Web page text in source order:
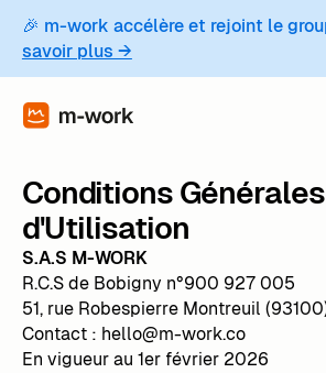
🎉 m-work accélère et rejoint le
savoir plus →
Conditions Générales
d'Utilisation
S.A.S M-WORK
R.C.S de Bobigny n°900 927 005
51, rue Robespierre Montreuil
Contact : hello@m-work.co
En vigueur au 1er février 2026